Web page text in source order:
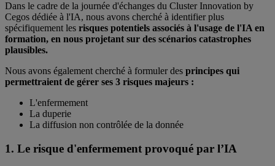
Dans le cadre de la journée d'échanges du Cluster Innovation by
Cegos dédiée à l'IA, nous avons cherché à identifier plus
spécifiquement les risques potentiels associés à l'usage de l'IA en
formation, en nous projetant sur des scénarios catastrophes
plausibles.
Nous avons également cherché à formuler des principes qui
permettraient de gérer ses 3 risques majeurs :
L'enfermement
La duperie
La diffusion non contrôlée de la donnée
1. Le risque d'enfermement provoqué par l’IA